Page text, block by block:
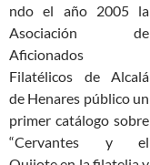
ndo el año 2005 la
Asociación de
Aficionados
Filatélicos de Alcalá
de Henares público un
primer catálogo sobre
“Cervantes y el